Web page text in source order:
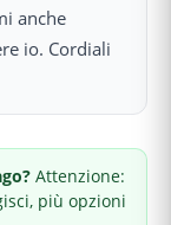
anche
io. Cordiali
? Attenzione:
più opzioni